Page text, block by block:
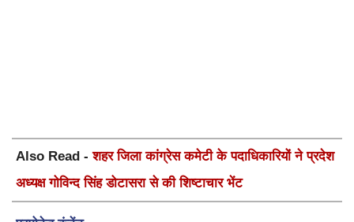
Also Read -शहर जिला कांग्रेस कमेटी के पदाधिकारियों ने प्रदेश
अध्यक्ष गोविन्द सिंह डोटासरा से की शिष्टाचार भेंट